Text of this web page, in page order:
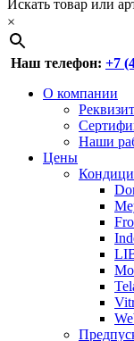
Header
Right
Menu
к
содержимому
Искать товар или
×
Наш телефон: +7
Основное
Перейти
содержимому
О компании
Наши
Цены